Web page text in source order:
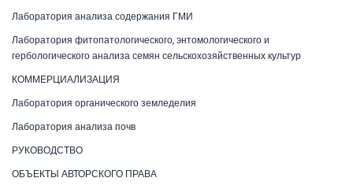
Лаборатория анализа содержания ГМИ
Лаборатория фитопатологического, энтомологического и
гербологического анализа семян сельскохозяйственных культур
КОММЕРЦИАЛИЗАЦИЯ
Лаборатория органического земледелия
Лаборатория анализа почв
РУКОВОДСТВО
ОБЪЕКТЫ АВТОРСКОГО ПРАВА